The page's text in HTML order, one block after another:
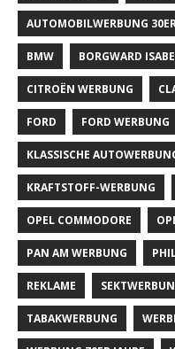
AUTOMOBILWERBUNG
BMW BORGWARD
CITROËN WERBUNG
FORD FORD WERBUNG
KLASSISCHE
KRAFTSTOFF-WERBUNG
OPEL COMMODORE
PAN AM WERBUNG
REKLAME
TABAKWERBUNG